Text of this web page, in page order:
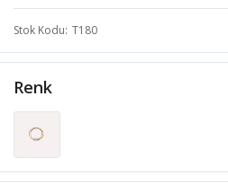
Stok Kodu T180
Renk